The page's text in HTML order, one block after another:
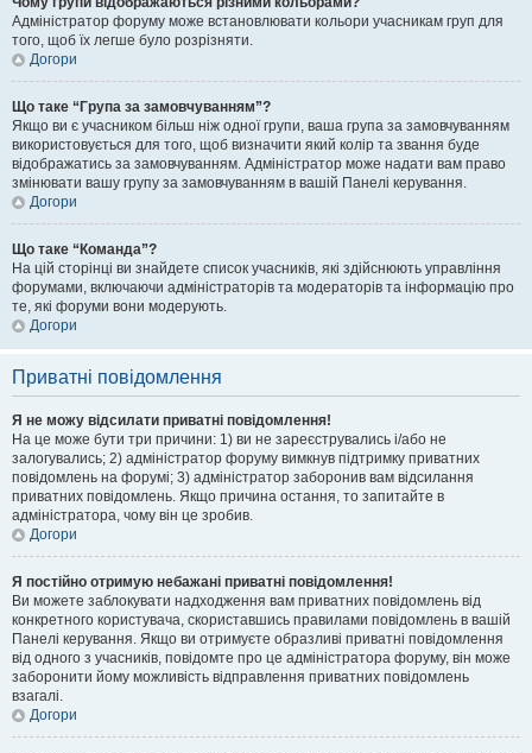
Адміністратор форуму може встановлювати кольори учасникам груп для
того, щоб їх легше було розрізняти.
Догори
Що таке “Група за замовчуванням”?
Якщо ви є учасником більш ніж одної групи, ваша група за замовчуванням
використовується для того, щоб визначити який колір та звання буде
відображатись за замовчуванням. Адміністратор може надати вам право
змінювати вашу групу за замовчуванням в вашій Панелі керування.
Догори
Що таке “Команда”?
На цій сторінці ви знайдете список учасників, які здійснюють управління
форумами, включаючи адміністраторів та модераторів та інформацію про
те, які форуми вони модерують.
Догори
Приватні повідомлення
Я не можу відсилати приватні повідомлення!
На це може бути три причини: 1) ви не зареєструвались і/або не
залогувались; 2) адміністратор форуму вимкнув підтримку приватних
повідомлень на форумі; 3) адміністратор заборонив вам відсилання
приватних повідомлень. Якщо причина остання, то запитайте в
адміністратора, чому він це зробив.
Догори
Я постійно отримую небажані приватні повідомлення!
Ви можете заблокувати надходження вам приватних повідомлень від
конкретного користувача, скориставшись правилами повідомлень в вашій
Панелі керування. Якщо ви отримуєте образливі приватні повідомлення
від одного з учасників, повідомте про це адміністратора форуму, він може
заборонити йому можливість відправлення приватних повідомлень
взагалі.
Догори